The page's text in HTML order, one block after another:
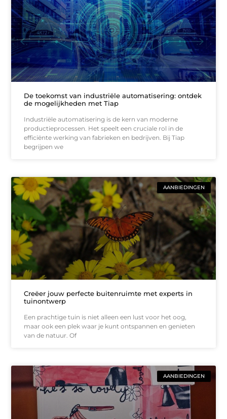
De toekomst van industriële automatisering: ontdek
de mogelijkheden met Tiap
Industriële automatisering is de kern van moderne
productieprocessen. Het speelt een cruciale rol in de
efficiënte werking van fabrieken en bedrijven. Bij Tiap
begrijpen we
AANBIEDINGEN
Creëer jouw perfecte buitenruimte met experts in
tuinontwerp
Een prachtige tuin is niet alleen een lust voor het oog,
maar ook een plek waar je kunt ontspannen en genieten
van de natuur. Of
AANBIEDINGEN